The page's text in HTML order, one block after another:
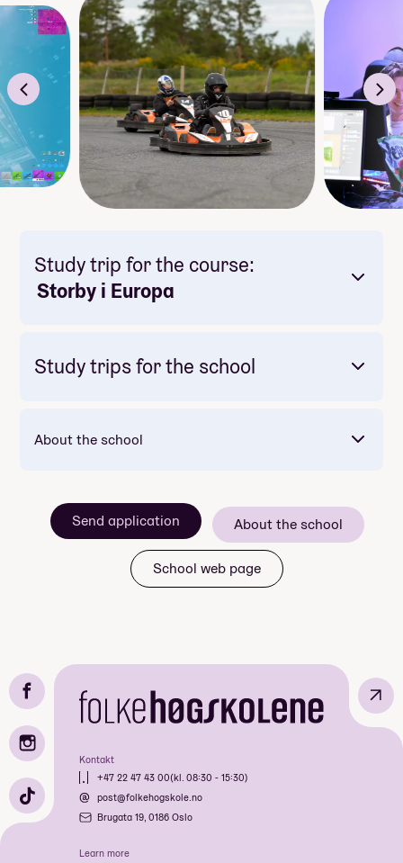
Study trip for the course:
Storby i Europa
Study trips for the school
Price: Included in course price
Duration: 2 døgn
Meals included per day: 4
Mandatory: Yes
Price: Included in course price
Duration: 7 dager
Meals included per day: 3
About the school
Send application About the school
School web page
Kontakt
+47 22 47 43 00(kl. 08:30 - 15:30)
post@folkehogskole.no
Brugata 19, 0186 Oslo
Learn more
↗